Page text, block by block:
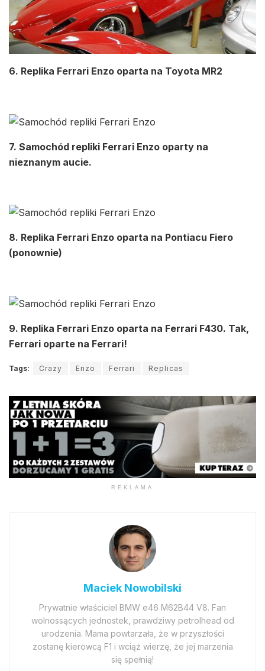
6. Replika Ferrari Enzo oparta na Toyota MR2
7. Samochód repliki Ferrari Enzo oparty na
nieznanym aucie.
8. Replika Ferrari Enzo oparta na Pontiacu Fiero
(ponownie)
9. Replika Ferrari Enzo oparta na Ferrari F430. Tak,
Ferrari oparte na Ferrari!
Tags: Crazy Enzo Ferrari Replicas
REKLAMA
Maciek Nowobilski
Prywatnie właściciel BMW e46 M62B44 V8. Fan
wolnossących jednostek, prawdziwy petrolhead od
urodzenia. Mama powtarzała, że w przyszłości
zostanę kierowcą F1 i wciąż wierzę, że jej marzenia
się spełnią!